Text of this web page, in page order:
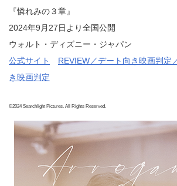
『憐れみの３章』
2024年9月27日より全国公開
ウォルト・ディズニー・ジャパン
公式サイト
REVIEW／デート向き映画判定
き映画判定
©2024 Searchlight Pictures. All Rights Reserved.